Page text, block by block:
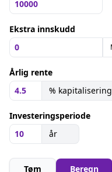
Ekstra innskudd
Årlig rente
% kapitalisering
Investeringsperiode
år
Tøm Beregn